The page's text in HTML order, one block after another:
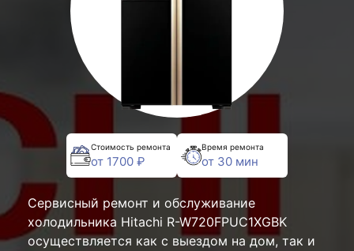
Стоимость ремонта
от 1700 ₽
Время ремонта
от 30 мин
Сервисный ремонт и обслуживание
холодильника Hitachi R-W720FPUC1XGBK
осуществляется как с выездом на дом, так и